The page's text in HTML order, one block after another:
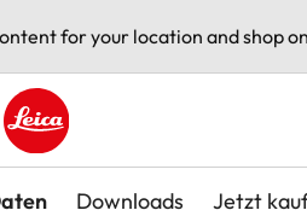
for your location and shop
Leica logo - Home
Downloads Jetzt